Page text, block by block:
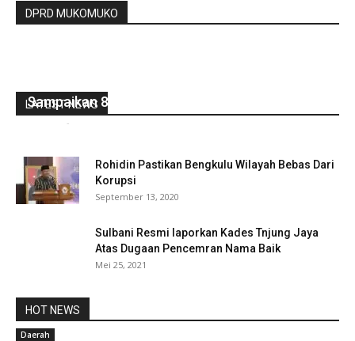
DPRD MUKOMUKO
LATEST NEWS
Sampaikan 8 Penekanan
-
Rohidin Pastikan Bengkulu Wilayah Bebas Dari
Korupsi
September 13, 2020
Sulbani Resmi laporkan Kades Tnjung Jaya
Atas Dugaan Pencemran Nama Baik
Mei 25, 2021
HOT NEWS
Daerah